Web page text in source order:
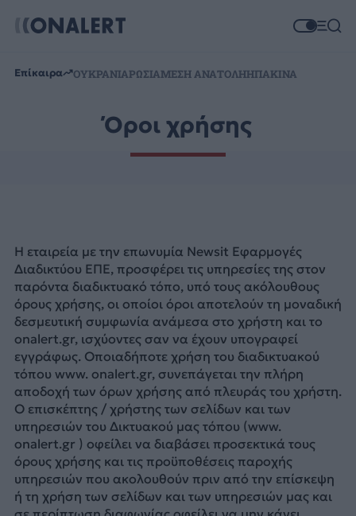
Επίκαιρα ΟΥΚΡΑΝΙΑΡΩΣΙΑΜΕΣΗ ΑΝΑΤΟΛΗΗΠΑΚΙΝΑ
Όροι χρήσης
Η εταιρεία με την επωνυμία Newsit Eφαρμογές
Διαδικτύου ΕΠΕ, προσφέρει τις υπηρεσίες της στον
παρόντα διαδικτυακό τόπο, υπό τους ακόλουθους
όρους χρήσης, οι οποίοι όροι αποτελούν τη μοναδική
δεσμευτική συμφωνία ανάμεσα στο χρήστη και το
onalert.gr, ισχύοντες σαν να έχουν υπογραφεί
εγγράφως. Οποιαδήποτε χρήση του διαδικτυακού
τόπου www. onalert.gr, συνεπάγεται την πλήρη
αποδοχή των όρων χρήσης από πλευράς του χρήστη.
Ο επισκέπτης / χρήστης των σελίδων και των
υπηρεσιών του Δικτυακού μας τόπου (www.
onalert.gr ) οφείλει να διαβάσει προσεκτικά τους
όρους χρήσης και τις προϋποθέσεις παροχής
υπηρεσιών που ακολουθούν πριν από την επίσκεψη
ή τη χρήση των σελίδων και των υπηρεσιών μας και